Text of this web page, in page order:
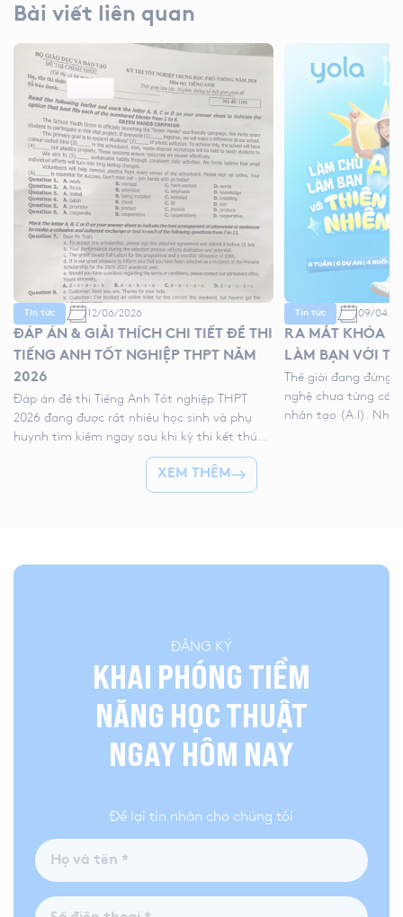
Bài viết liên quan
Tin tức 12/06/2026
ĐÁP ÁN & GIẢI THÍCH CHI TIẾT ĐỀ THI
TIẾNG ANH TỐT NGHIỆP THPT NĂM
2026
Đáp án đề thi Tiếng Anh Tốt nghiệp THPT
2026 đang được rất nhiều học sinh và phụ
huynh tìm kiếm ngay sau khi kỳ thi kết thúc.
Để giúp thí sinh nhanh chóng đối chiếu kết
quả và đánh giá bài làm của mình, YOLA cập
nhật đề thi chính thức, đáp án tham […]
Tin tức 09/04/
RA MẮT KHÓA
LÀM BẠN VỚI
Thế giới đang đứng
nghệ chưa từng có
nhân tạo (A.I).
XEM THÊM
ĐĂNG KÝ
KHAI PHÓNG TIỀM
NĂNG HỌC THUẬT
NGAY HÔM NAY
Để lại tin nhắn cho chúng tôi